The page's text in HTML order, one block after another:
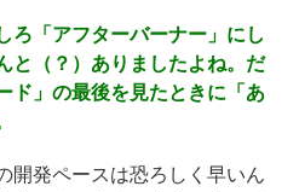
「アフターバーナー」にし
と（？）ありましたよね。だ
ド」の最後を見たときに「あ
開発ペースは恐ろしく早いん